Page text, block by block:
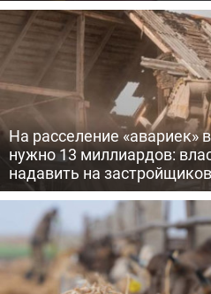
На расселение «авариек»
нужно 13 миллиардов:
надавить на застройщиков